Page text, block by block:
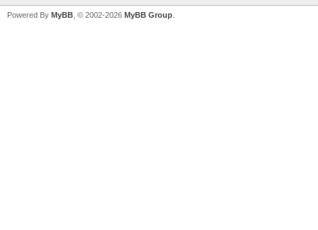
Powered By MyBB , © 2002-2026 MyBB Group